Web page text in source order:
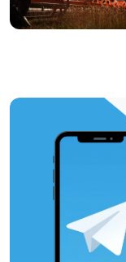
https://t.me/minskctvby